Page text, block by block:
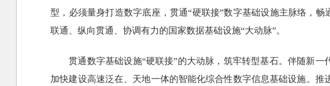
型，必须量身打造数字底座，贯通“硬联接”数字基础设施主脉络，
联通、纵向贯通、协调有力的国家数据基础设施“大动脉”。
贯通数字基础设施“硬联接”的大动脉，筑牢转型基石。伴随新
加快建设高速泛在、天地一体的智能化综合性数字信息基础设施。